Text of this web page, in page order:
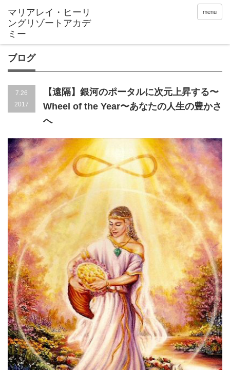
menu
ブログ
7.26
2017
【遠隔】銀河のポータルに次元上昇する〜
Wheel of the Year〜あなたの人生の豊かさ
へ